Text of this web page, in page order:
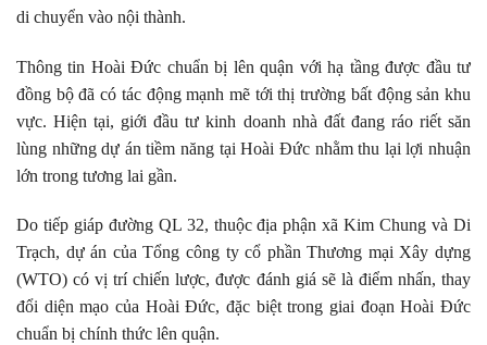
di chuyển vào nội thành.
Thông tin Hoài Đức chuẩn bị lên quận với hạ tầng được đầu tư
đồng bộ đã có tác động mạnh mẽ tới thị trường bất động sản khu
vực. Hiện tại, giới đầu tư kinh doanh nhà đất đang ráo riết săn
lùng những dự án tiềm năng tại Hoài Đức nhằm thu lại lợi nhuận
lớn trong tương lai gần.
Do tiếp giáp đường QL 32, thuộc địa phận xã Kim Chung và Di
Trạch, dự án của Tổng công ty cổ phần Thương mại Xây dựng
(WTO) có vị trí chiến lược, được đánh giá sẽ là điểm nhấn, thay
đổi diện mạo của Hoài Đức, đặc biệt trong giai đoạn Hoài Đức
chuẩn bị chính thức lên quận.